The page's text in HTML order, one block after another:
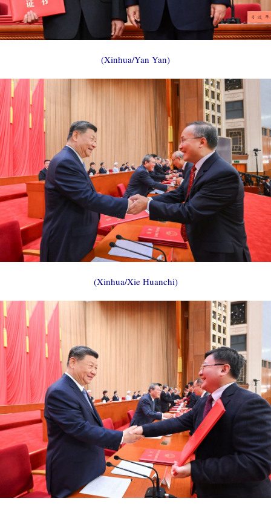
(Xinhua/Yan Yan)
(Xinhua/Xie Huanchi)